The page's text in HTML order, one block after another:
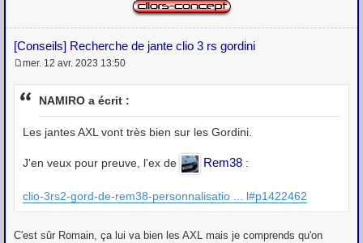
[Conseils] Recherche de jante clio 3 rs gordini
e
s
g
mer. 12 avr. 2023 13:50
NAMIRO a écrit :
Les jantes AXL vont très bien sur les Gordini.
J'en veux pour preuve, l'ex de Rem38 :
clio-3rs2-gord-de-rem38-personnalisatio ... l#p1422462
C'est sûr Romain, ça lui va bien les AXL mais je comprends qu'on